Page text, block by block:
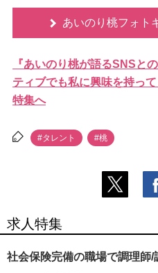
あいのり桃フォト
『あいのり桃が語るSNSと
ティブでも私に興味を持っ
特集へ
#タレント #桃
求人特集
社会保険完備の職場で調理師/